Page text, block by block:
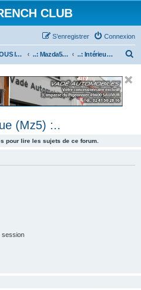
CLUB
Connexion
S’enregistrer
..: TOUS les Véhicules MAZDA :.. ..: Mazda5 :.. ..: Intérieur / Electronique (Mz5) :..
e
(Mz5) :..
pour lire les sujets de ce forum.
session